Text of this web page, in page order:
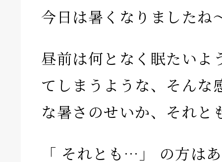
今日は暑くなりましたね
昼前は何となく眠たいよ
てしまうような、そんな
な暑さのせいか、それ
「 それとも…」 の方は